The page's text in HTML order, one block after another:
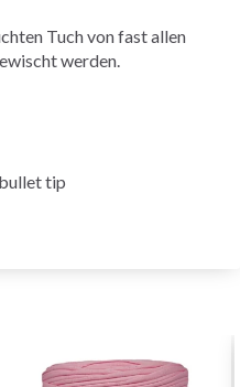
Tuch von fast allen
werden.
tip